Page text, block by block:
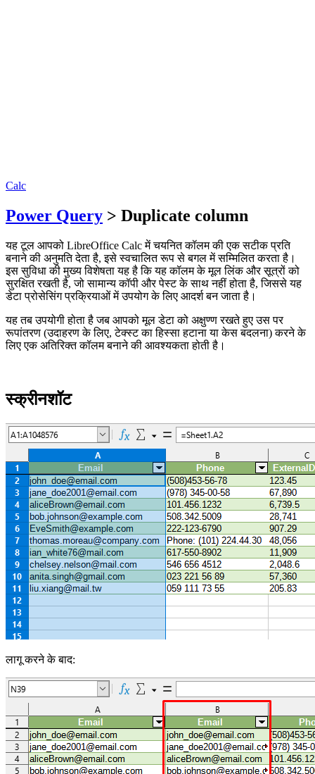
Calc
Power Query > Duplicate column
यह टूल आपको LibreOffice Calc में चयनित कॉलम की एक सटीक प्रति
बनाने की अनुमति देता है, इसे स्वचालित रूप से बगल में सम्मिलित करता है।
इस सुविधा की मुख्य विशेषता यह है कि यह कॉलम के मूल लिंक और सूत्रों को
सुरक्षित रखती है, जो सामान्य कॉपी और पेस्ट के साथ नहीं होता है, जिससे यह
डेटा प्रोसेसिंग प्रक्रियाओं में उपयोग के लिए आदर्श बन जाता है।
यह तब उपयोगी होता है जब आपको मूल डेटा को अक्षुण्ण रखते हुए उस पर
रूपांतरण (उदाहरण के लिए, टेक्स्ट का हिस्सा हटाना या केस बदलना) करने के
लिए एक अतिरिक्त कॉलम बनाने की आवश्यकता होती है।
स्क्रीनशॉट
लागू करने के बाद: